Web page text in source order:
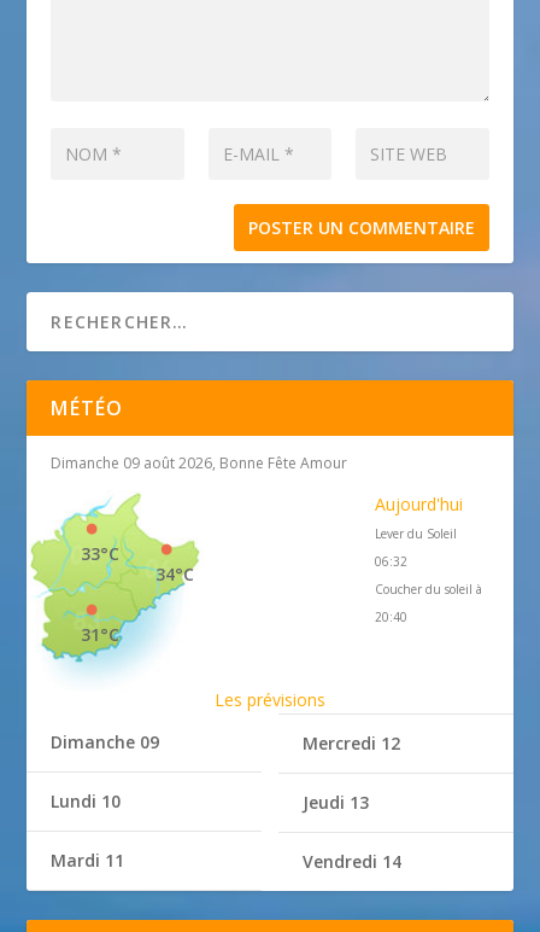
MÉTÉO
Dimanche 09 août 2026, Bonne Fête Amour
34°C
33°C
31°C
Aujourd'hui
Lever du Soleil
06:32
Coucher du soleil à
20:40
Les prévisions
Dimanche 09
Lundi 10
Mardi 11
Mercredi 12
Jeudi 13
Vendredi 14